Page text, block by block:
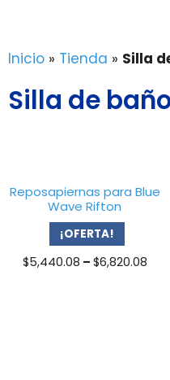
contenido
Inicio » Tienda » Silla
Silla de
Reposapiernas para Blue
Wave Rifton
¡OFERTA!
$5,440.08 – $6,820.08Price